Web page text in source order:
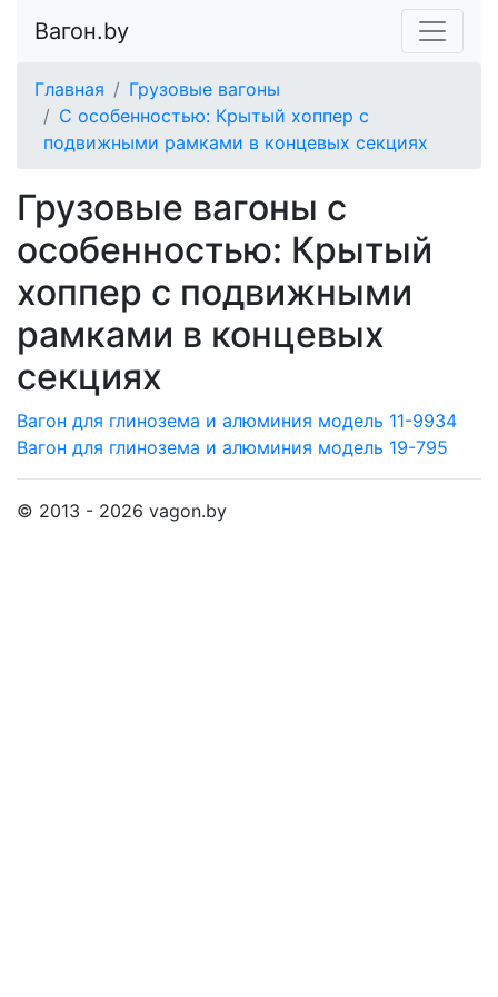
Вагон.by
Главная
Грузовые вагоны
С особенностью: Крытый хоппер с
подвижными рамками в концевых секциях
Грузовые вагоны с
особенностью: Крытый
хоппер с подвижными
рамками в концевых
секциях
Вагон для глинозема и алюминия модель 11-9934
Вагон для глинозема и алюминия модель 19-795
© 2013 - 2026 vagon.by